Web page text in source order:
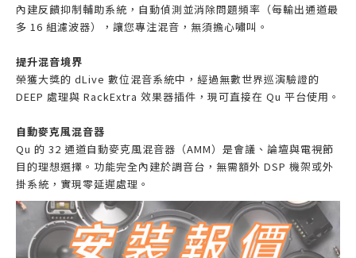
內建反饋抑制輔助系統，自動偵測並消除問題頻率（每輸出通道最
多 16 組濾波器），讓您專注混音，無須擔心嘯叫。
提升混音境界
榮獲大獎的 dLive 數位混音系統中，經過無數世界巡演驗證的
DEEP 處理與 RackExtra 效果器插件，現可直接在 Qu 平台使用。
自動麥克風混音器
Qu 的 32 通道自動麥克風混音器（AMM）是會議、論壇與電視節
目的理想選擇。功能完全內建於調音台，無需額外 DSP 機架或外
掛系統，實現零延遲處理。